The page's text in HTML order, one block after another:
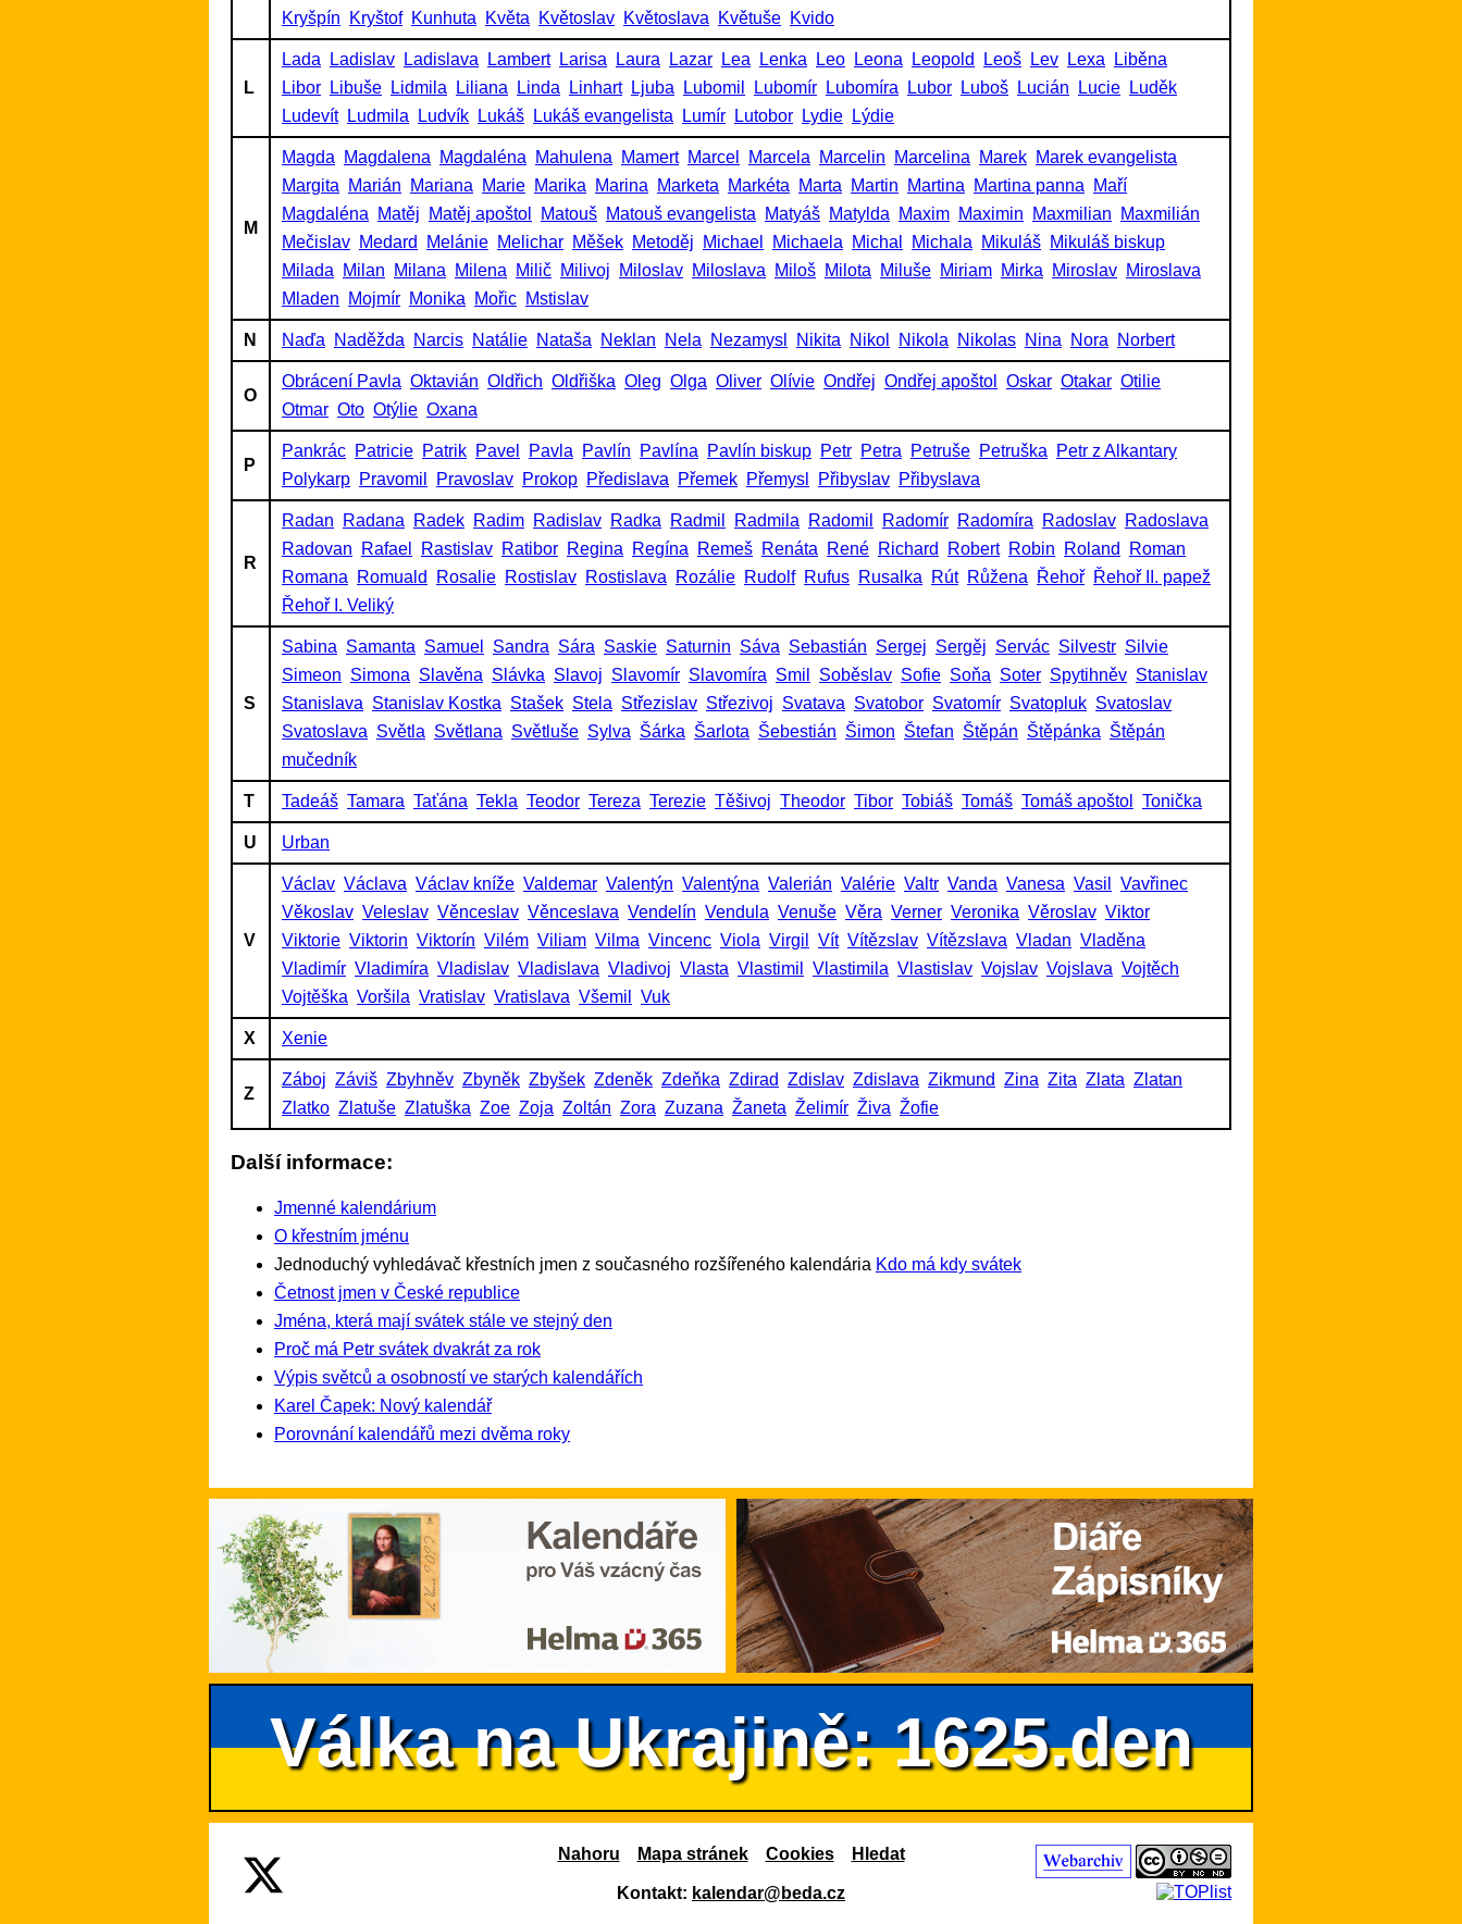
Kryšpín
Kryštof Kunhuta Květa Květoslav Květoslava Květuše Kvido
L
Lada Ladislav Ladislava Lambert Larisa Laura Lazar Lea Lenka Leo Leona Leopold Leoš Lev Lexa
Liběna
Libor
Libuše Lidmila Liliana Linda Linhart Ljuba Lubomil Lubomír Lubomíra Lubor Luboš Lucián Lucie
Luděk
Ludevít
Ludmila Ludvík Lukáš Lukáš evangelista Lumír Lutobor Lydie Lýdie
M
Magda Magdalena Magdaléna Mahulena Mamert Marcel Marcela Marcelin Marcelina Marek Marek evangelista
Margita
Marián Mariana Marie Marika Marina Marketa Markéta Marta Martin Martina Martina panna
Maří
Magdaléna
Matěj Matěj apoštol Matouš Matouš evangelista Matyáš Matylda Maxim Maximin Maxmilian
Maxmilián
Mečislav Medard Melánie Melichar Měšek Metoděj Michael Michaela Michal Michala Mikuláš Mikuláš biskup
Milada
Milan Milana Milena Milič Milivoj Miloslav Miloslava Miloš Milota Miluše Miriam Mirka Miroslav Miroslava
Mladen
Mojmír Monika Mořic Mstislav
N Naďa Naděžda Narcis Natálie Nataša Neklan Nela Nezamysl Nikita Nikol Nikola Nikolas Nina Nora Norbert
O
Obrácení Pavla Oktavián Oldřich Oldřiška Oleg Olga Oliver Olívie Ondřej Ondřej apoštol Oskar Otakar Otilie
Otmar Oto Otýlie Oxana
P
Pankrác Patricie Patrik Pavel Pavla Pavlín Pavlína Pavlín biskup Petr Petra Petruše Petruška
Petr z Alkantary
Polykarp Pravomil Pravoslav Prokop Předislava Přemek Přemysl Přibyslav Přibyslava
R
Radan Radana Radek Radim Radislav Radka Radmil Radmila Radomil Radomír Radomíra Radoslav Radoslava
Radovan
Rafael Rastislav Ratibor Regina Regína Remeš Renáta René Richard Robert Robin Roland
Roman
Romana
Romuald Rosalie Rostislav Rostislava Rozálie Rudolf Rufus Rusalka Rút Růžena Řehoř Řehoř II. papež
Řehoř I. Veliký
S
Sabina Samanta Samuel Sandra Sára Saskie Saturnin Sáva Sebastián Sergej Sergěj Servác Silvestr Silvie
Simeon Simona Slavěna Slávka Slavoj Slavomír Slavomíra Smil Soběslav Sofie Soňa Soter Spytihněv Stanislav
Stanislava Stanislav Kostka Stašek Stela Střezislav Střezivoj Svatava Svatobor Svatomír Svatopluk Svatoslav
Svatoslava Světla Světlana Světluše Sylva Šárka Šarlota Šebestián Šimon Štefan Štěpán Štěpánka Štěpán
mučedník
T Tadeáš Tamara Taťána Tekla Teodor Tereza Terezie Těšivoj Theodor Tibor Tobiáš Tomáš Tomáš apoštol Tonička
U Urban
V
Václav Václava Václav kníže Valdemar Valentýn Valentýna Valerián Valérie Valtr Vanda Vanesa Vasil
Vavřinec
Věkoslav Veleslav Věnceslav Věnceslava Vendelín Vendula Venuše Věra Verner Veronika Věroslav Viktor
Viktorie Viktorin Viktorín Vilém Viliam Vilma Vincenc Viola Virgil Vít Vítězslav Vítězslava Vladan Vladěna
Vladimír Vladimíra Vladislav Vladislava Vladivoj Vlasta Vlastimil Vlastimila Vlastislav Vojslav Vojslava Vojtěch
Vojtěška Voršila Vratislav Vratislava Všemil Vuk
X Xenie
Z
Záboj Záviš Zbyhněv Zbyněk Zbyšek Zdeněk Zdeňka Zdirad Zdislav Zdislava Zikmund Zina Zita Zlata Zlatan
Zlatko Zlatuše Zlatuška Zoe Zoja Zoltán Zora Zuzana Žaneta Želimír Živa Žofie
Další informace:
Jmenné kalendárium
O křestním jménu
Jednoduchý vyhledávač křestních jmen z současného rozšířeného kalendária Kdo má kdy svátek
Četnost jmen v České republice
Jména, která mají svátek stále ve stejný den
Proč má Petr svátek dvakrát za rok
Výpis světců a osobností ve starých kalendářích
Karel Čapek: Nový kalendář
Porovnání kalendářů mezi dvěma roky
Válka na Ukrajině: 1625.den
Nahoru Mapa stránek Cookies Hledat
Kontakt: kalendar@beda.cz